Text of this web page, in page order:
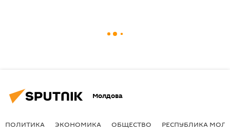
Молдова
ПОЛИТИКА ЭКОНОМИКА ОБЩЕСТВО РЕСПУБЛИКА